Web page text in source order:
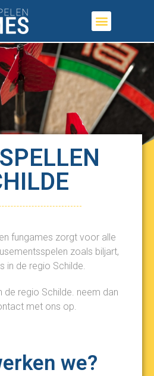
fungames zorgt voor alle
zoals biljart,
in de regio Schilde.
de regio Schilde. neem dan
met ons op.
we?